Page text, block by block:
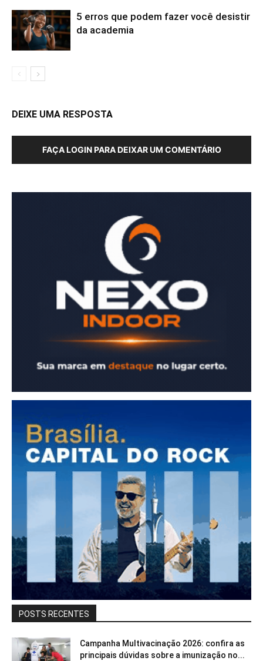
5 erros que podem fazer você desistir
da academia
DEIXE UMA RESPOSTA
FAÇA LOGIN PARA DEIXAR UM COMENTÁRIO
POSTS RECENTES
Campanha Multivacinação 2026: confira as
principais dúvidas sobre a imunização no...